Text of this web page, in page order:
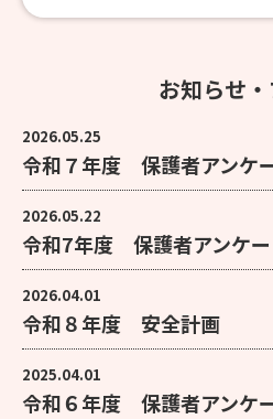
お知らせ
2026.05.25
令和７年度 保護者アンケ
2026.05.22
令和7年度 保護者アンケ
2026.04.01
令和８年度 安全計画
2025.04.01
令和６年度 保護者アンケ